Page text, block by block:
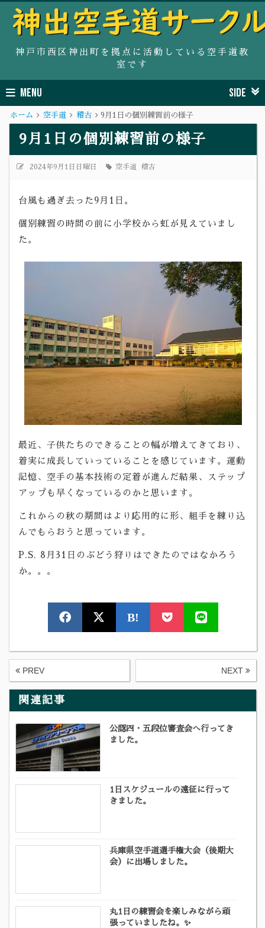
神戸市西区神出町を拠点に活動している空手道教
室です
MENU SIDE
ホーム 空手道 稽古 9月1日の個別練習前の様子
9月1日の個別練習前の様子
2024年9月1日日曜日 空手道 稽古
台風も過ぎ去った9月1日。
個別練習の時間の前に小学校から虹が見えていまし
た。
最近、子供たちのできることの幅が増えてきており、
着実に成長していっていることを感じています。運動
記憶、空手の基本技術の定着が進んだ結果、ステップ
アップも早くなっているのかと思います。
これからの秋の期間はより応用的に形、組手を練り込
んでもらおうと思っています。
P.S. 8月31日のぶどう狩りはできたのではなかろう
か。。。
B!
PREV NEXT
関連記事
公認四・五段位審査会へ行ってき
ました。
1日スケジュールの遠征に行って
きました。
兵庫県空手道選手権大会（後期大
会）に出場しました。
丸1日の練習会を楽しみながら頑
張っていましたね。✨